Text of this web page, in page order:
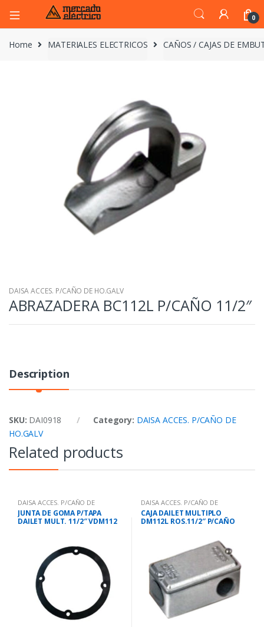
0
Home MATERIALES ELECTRICOS CAÑOS / CAJAS DE
DAISA ACCES. P/CAÑO DE HO.GALV
ABRAZADERA BC112L P/CAÑO 11/2″
Description
SKU: DAI0918 Category: DAISA ACCES. P/CAÑO DE
HO.GALV
Related products
DAISA ACCES. P/CAÑO DE
HO.GALV
JUNTA DE GOMA P/TAPA
DAILET MULT. 11/2″ VDM112
DAISA ACCES. P/CAÑO DE
HO.GALV
CAJA DAILET MULTIPLO
DM112L ROS.11/2″ P/CAÑO